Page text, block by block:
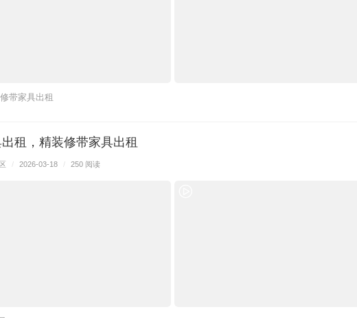
带家具出租
租，精装修带家具出租
/ 2026-03-18 / 250 阅读